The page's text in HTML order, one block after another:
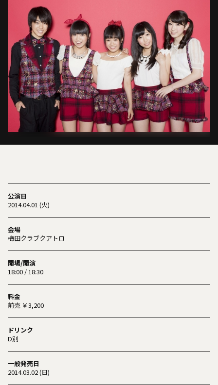
公演日
2014.04.01 (火)
会場
梅田クラブクアトロ
開場/開演
18:00 / 18:30
料金
前売 ￥3,200
ドリンク
D別
一般発売日
2014.03.02 (日)